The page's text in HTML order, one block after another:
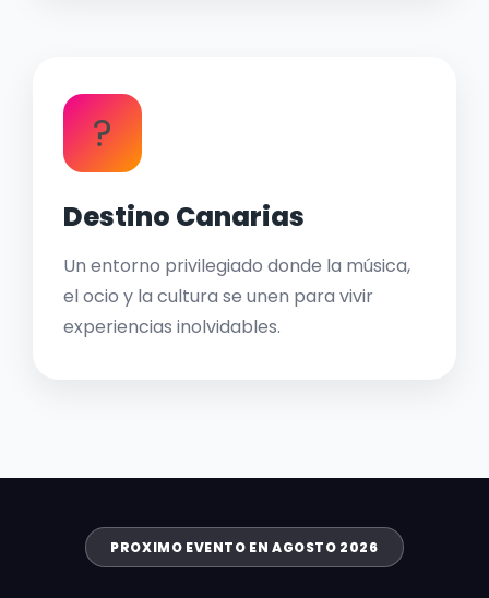
?
Destino Canarias
Un entorno privilegiado donde la música,
el ocio y la cultura se unen para vivir
experiencias inolvidables.
PROXIMO EVENTO EN AGOSTO 2026